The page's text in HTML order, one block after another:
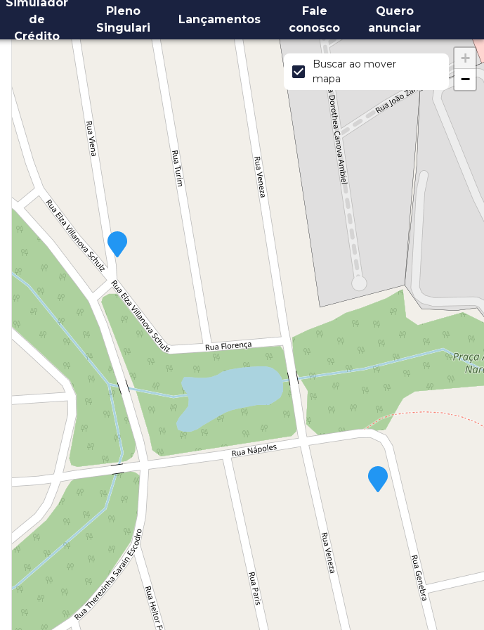
de
Crédito
Pleno
Singulari
Lançamentos
Fale
conosco
Quero
anunciar
+
−
Buscar ao mover
mapa